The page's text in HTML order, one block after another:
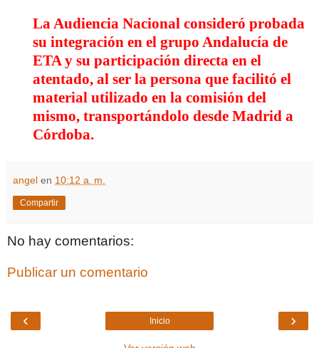
La Audiencia Nacional consideró probada
su integración en el grupo Andalucía de
ETA y su participación directa en el
atentado, al ser la persona que facilitó el
material utilizado en la comisión del
mismo, transportándolo desde Madrid a
Córdoba.
angel en 10:12 a. m.
Compartir
No hay comentarios:
Publicar un comentario
‹ ›
Inicio